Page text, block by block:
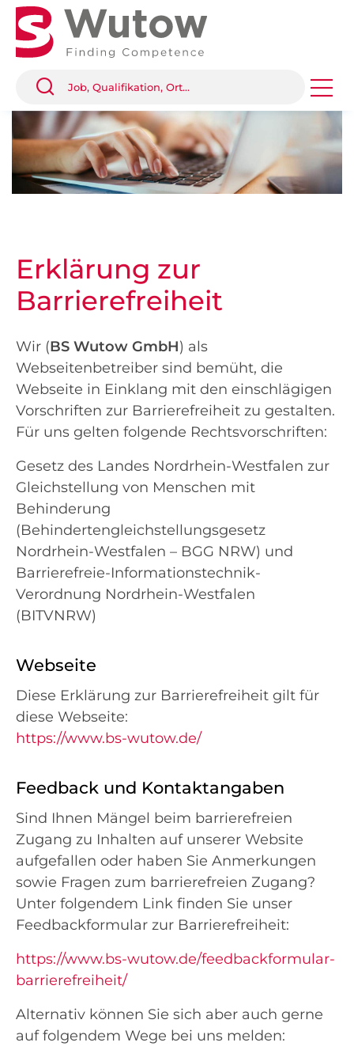
Erklärung zur
Barrierefreiheit
Wir (BS Wutow GmbH) als
Webseitenbetreiber sind bemüht, die
Webseite in Einklang mit den einschlägigen
Vorschriften zur Barrierefreiheit zu gestalten.
Für uns gelten folgende Rechtsvorschriften:
Gesetz des Landes Nordrhein-Westfalen zur
Gleichstellung von Menschen mit
Behinderung
(Behindertengleichstellungsgesetz
Nordrhein-Westfalen – BGG NRW) und
Barrierefreie-Informationstechnik-
Verordnung Nordrhein-Westfalen
(BITVNRW)
Webseite
Diese Erklärung zur Barrierefreiheit gilt für
diese Webseite:
https://www.bs-wutow.de/
Feedback und Kontaktangaben
Sind Ihnen Mängel beim barrierefreien
Zugang zu Inhalten auf unserer Website
aufgefallen oder haben Sie Anmerkungen
sowie Fragen zum barrierefreien Zugang?
Unter folgendem Link finden Sie unser
Feedbackformular zur Barrierefreiheit:
https://www.bs-wutow.de/feedbackformular-
barrierefreiheit/
Alternativ können Sie sich aber auch gerne
auf folgendem Wege bei uns melden: